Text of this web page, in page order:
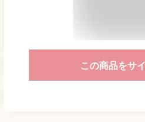
この商品をサ